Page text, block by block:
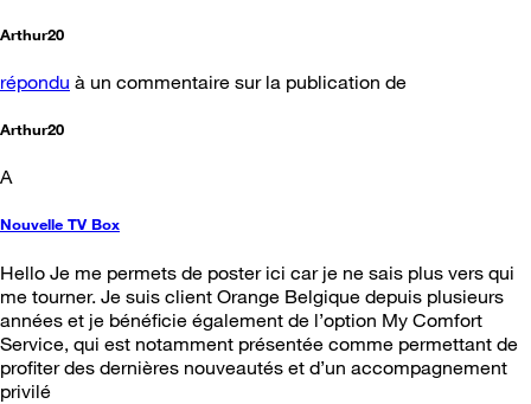
Arthur20
répondu à un commentaire sur la publication de
Arthur20
A
Nouvelle TV Box
Hello Je me permets de poster ici car je ne sais plus vers qui
me tourner. Je suis client Orange Belgique depuis plusieurs
années et je bénéficie également de l’option My Comfort
Service, qui est notamment présentée comme permettant de
profiter des dernières nouveautés et d’un accompagnement
privilé